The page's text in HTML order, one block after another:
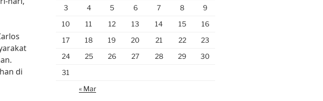
di
3
4 5 6 7 8
9
10
11 12 13 14 15
16
17
18 19 20 21 22
23
24
25 26 27 28 29
30
31
« Mar